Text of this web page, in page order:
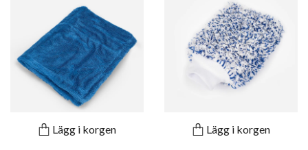
Lägg i korgen Lägg i korgen